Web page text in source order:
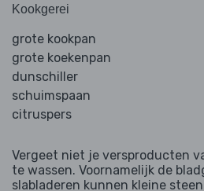
Kookgerei
grote kookpan
grote koekenpan
dunschiller
schuimspaan
citruspers
Vergeet niet je versproducten
te wassen. Voornamelijk de
slabladeren kunnen kleine